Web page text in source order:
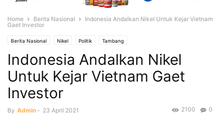
Home Berita Nasional
Indonesia Andalkan Nikel Untuk Kejar Vietnam
Gaet Investor
Berita Nasional Nikel Politik Tambang
Indonesia Andalkan Nikel
Untuk Kejar Vietnam Gaet
Investor
By Admin - 23 April 2021 0
2100